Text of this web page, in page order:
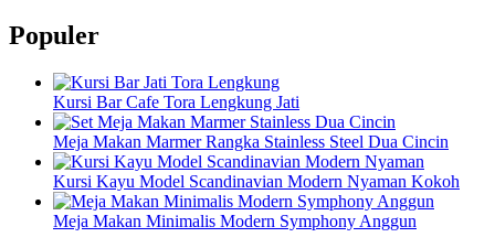
Populer
Kursi Bar Cafe Tora Lengkung Jati
Meja Makan Marmer Rangka Stainless Steel Dua Cincin
Kursi Kayu Model Scandinavian Modern Nyaman Kokoh
Meja Makan Minimalis Modern Symphony Anggun